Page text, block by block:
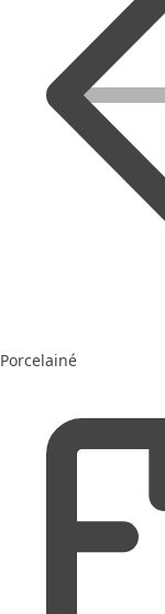
Porcelainé